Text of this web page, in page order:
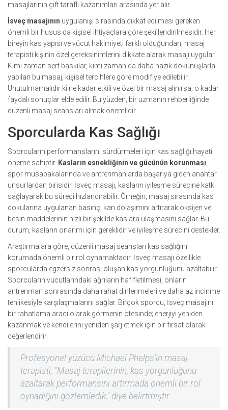
masajlarının çift taraflı kazanımları arasında yer alır.
İsveç masajının uygulanışı sırasında dikkat edilmesi gereken
önemli bir husus da kişisel ihtiyaçlara göre şekillendirilmesidir. Her
bireyin kas yapısı ve vücut hakimiyeti farklı olduğundan, masaj
terapisti kişinin özel gereksinimlerini dikkate alarak masajı uygular.
Kimi zaman sert baskılar, kimi zaman da daha nazik dokunuşlarla
yapılan bu masaj, kişisel tercihlere göre modifiye edilebilir.
Unutulmamalıdır ki ne kadar etkili ve özel bir masaj alınırsa, o kadar
faydalı sonuçlar elde edilir. Bu yüzden, bir uzmanın rehberliğinde
düzenli masaj seansları almak önemlidir.
Sporcularda Kas Sağlığı
Sporcuların performanslarını sürdürmeleri için kas sağlığı hayati
öneme sahiptir. Kasların esnekliğinin ve gücünün korunması
spor müsabakalarında ve antrenmanlarda başarıya giden anahtar
unsurlardan birisidir. İsveç masajı, kasların iyileşme sürecine katkı
sağlayarak bu süreci hızlandırabilir. Örneğin, masaj sırasında kas
dokularına uygulanan basınç, kan dolaşımını artırarak oksijen ve
besin maddelerinin hızlı bir şekilde kaslara ulaşmasını sağlar. Bu
durum, kasların onarımı için gereklidir ve iyileşme sürecini destekler.
Araştırmalara göre, düzenli masaj seansları kas sağlığını
korumada önemli bir rol oynamaktadır. İsveç masajı özellikle
sporcularda egzersiz sonrası oluşan kas yorgunluğunu azaltabilir.
Sporcuların vücutlarındaki ağrıların hafifletilmesi, onların
antrenman sonrasında daha rahat dinlenmeleri ve daha az incinme
tehlikesiyle karşılaşmalarını sağlar. Birçok sporcu, İsveç masajını
bir rahatlama aracı olarak görmenin ötesinde; enerjiyi yeniden
kazanmak ve kendilerini yeniden şarj etmek için bir fırsat olarak
değerlendirir.
Profesyonel yüzücü Michael Phelps'in masaj
terapisti, "Masaj terapilerinin, kas yorgunluğunu
azaltarak performansını artırmada önemli bir rol
oynadığını gözlemledik," diye belirtmiştir.